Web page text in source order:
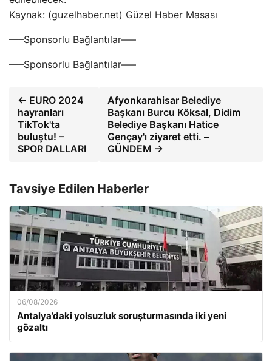
Kaynak: (guzelhaber.net) Güzel Haber Masası
—–Sponsorlu Bağlantılar—–
—–Sponsorlu Bağlantılar—–
← EURO 2024
hayranları
TikTok'ta
buluştu! –
SPOR DALLARI
Afyonkarahisar Belediye
Başkanı Burcu Köksal, Didim
Belediye Başkanı Hatice
Gençay'ı ziyaret etti. –
GÜNDEM →
Tavsiye Edilen Haberler
06/08/2026
Antalya’daki yolsuzluk soruşturmasında iki yeni
gözaltı